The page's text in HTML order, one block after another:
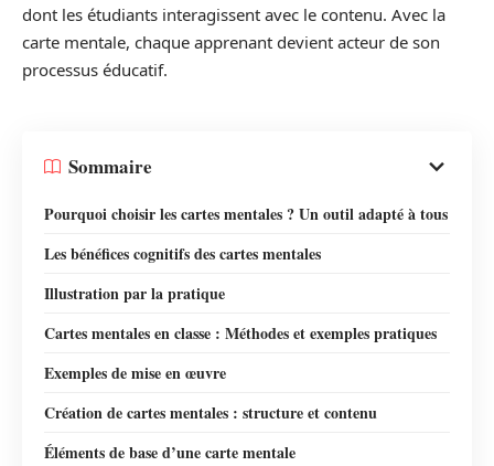
dont les étudiants interagissent avec le contenu. Avec la
carte mentale, chaque apprenant devient acteur de son
processus éducatif.
Sommaire
Pourquoi choisir les cartes mentales ? Un outil adapté à tous
Les bénéfices cognitifs des cartes mentales
Illustration par la pratique
Cartes mentales en classe : Méthodes et exemples pratiques
Exemples de mise en œuvre
Création de cartes mentales : structure et contenu
Éléments de base d’une carte mentale